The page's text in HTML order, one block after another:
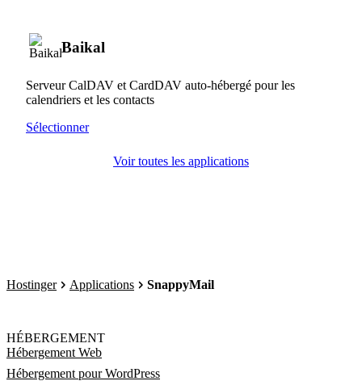
Baikal
Serveur CalDAV et CardDAV auto-hébergé pour les
calendriers et les contacts
Sélectionner
Voir toutes les applications
Hostinger Applications SnappyMail
HÉBERGEMENT
Hébergement Web
Hébergement pour WordPress